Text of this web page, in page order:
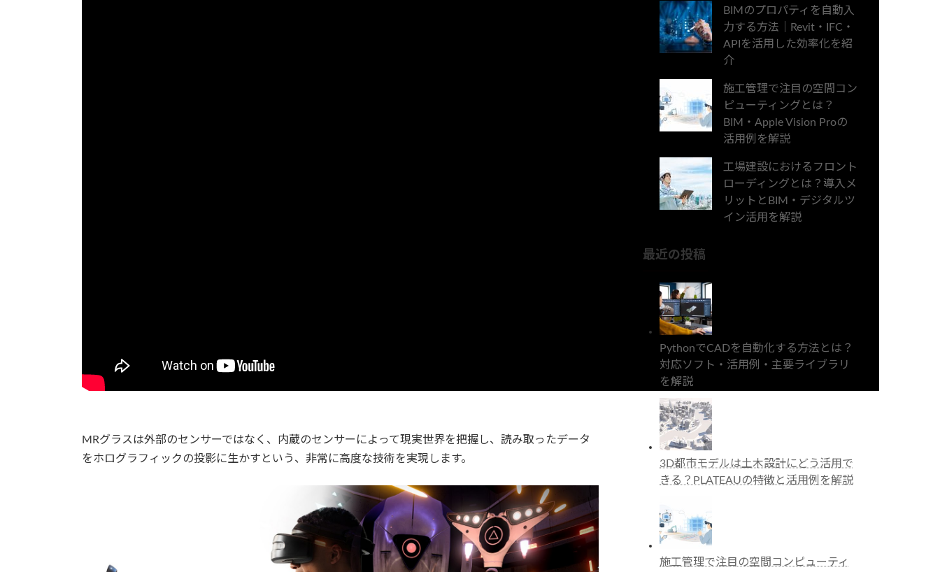
MRグラスは外部のセンサーではなく、内蔵のセンサーによって現実世界を把握し、読み取ったデータ
をホログラフィックの投影に生かすという、非常に高度な技術を実現します。
BIMのプロパティを自動入
力する方法｜Revit・IFC・
APIを活用した効率化を紹
介
施工管理で注目の空間コン
ピューティングとは？
BIM・Apple Vision Proの
活用例を解説
工場建設におけるフロント
ローディングとは？導入メ
リットとBIM・デジタルツ
イン活用を解説
最近の投稿
PythonでCADを自動化する方法とは？
対応ソフト・活用例・主要ライブラリ
を解説
3D都市モデルは土木設計にどう活用で
きる？PLATEAUの特徴と活用例を解説
施工管理で注目の空間コンピューティ